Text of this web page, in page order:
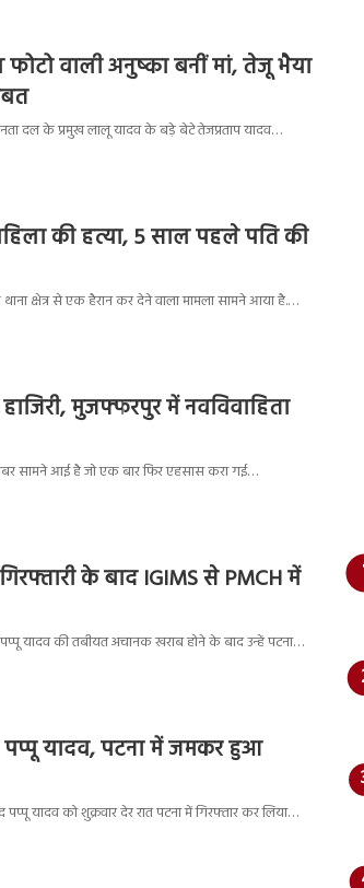
वाली अनुष्का बनीं मां, तेजू भैया
जनता दल के प्रमुख लालू यादव के बड़े बेटे तेजप्रताप यादव…
की हत्या, 5 साल पहले पति की
क्षेत्र से एक हैरान कर देने वाला मामला सामने आया है.…
मुजफ्फरपुर में नवविवाहिता
सामने आई है जो एक बार फिर एहसास करा गई…
के बाद IGIMS से PMCH में
यादव की तबीयत अचानक खराब होने के बाद उन्हें पटना…
पप्पू यादव, पटना में जमकर हुआ
यादव को शुक्रवार देर रात पटना में गिरफ्तार कर लिया…